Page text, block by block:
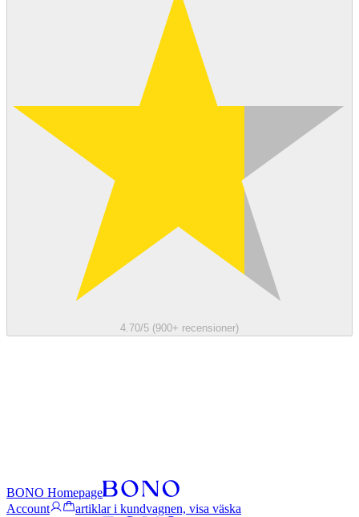
4.70/5 (900+ recensioner)
BONO Homepage
Account
artiklar i kundvagnen, visa väska